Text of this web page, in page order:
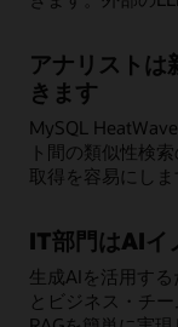
アナリストは
きます
MySQL
ト間の類似性検
取得を容易にしま
IT部門はAIイ
生成AIを活用す
とビジネス・チ